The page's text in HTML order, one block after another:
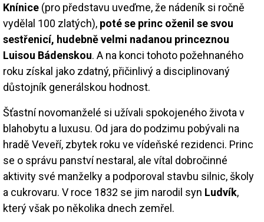
Knínice (pro představu uveďme, že nádeník si ročně
vydělal 100 zlatých), poté se princ oženil se svou
sestřenicí, hudebně velmi nadanou princeznou
Luisou Bádenskou. A na konci tohoto požehnaného
roku získal jako zdatný, přičinlivý a disciplinovaný
důstojník generálskou hodnost.
Šťastní novomanželé si užívali spokojeného života v
blahobytu a luxusu. Od jara do podzimu pobývali na
hradě Veveří, zbytek roku ve vídeňské rezidenci. Princ
se o správu panství nestaral, ale vítal dobročinné
aktivity své manželky a podporoval stavbu silnic, školy
a cukrovaru. V roce 1832 se jim narodil syn Ludvík,
který však po několika dnech zemřel.